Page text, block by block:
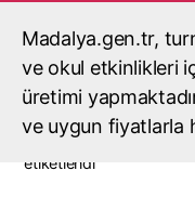
Madalya.gen.tr,
ve okul etkinlikleri
üretimi
ve uygun fiyatlarla
etiketlendi